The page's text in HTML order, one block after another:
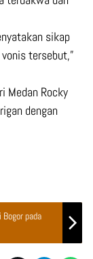
sikap
tersebut,”
Medan Rocky
dengan
Bogor pada